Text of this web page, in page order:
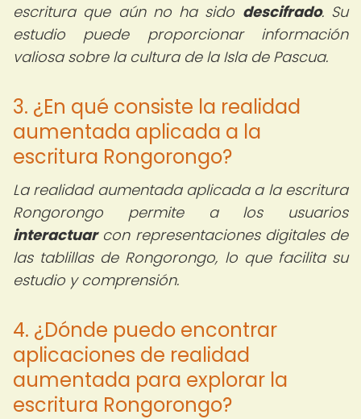
escritura que aún no ha sido descifrado. Su
estudio puede proporcionar información
valiosa sobre la cultura de la Isla de Pascua.
3. ¿En qué consiste la realidad
aumentada aplicada a la
escritura Rongorongo?
La realidad aumentada aplicada a la escritura
Rongorongo permite a los usuarios
interactuarcon representaciones digitales de
las tablillas de Rongorongo, lo que facilita su
estudio y comprensión.
4. ¿Dónde puedo encontrar
aplicaciones de realidad
aumentada para explorar la
escritura Rongorongo?